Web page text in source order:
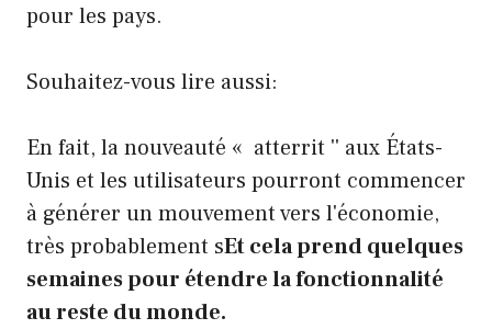
pour les pays.
Souhaitez-vous lire aussi:
En fait, la nouveauté « atterrit '' aux États-
Unis et les utilisateurs pourront commencer
à générer un mouvement vers l'économie,
très probablement sEt cela prend quelques
semaines pour étendre la fonctionnalité
au reste du monde.